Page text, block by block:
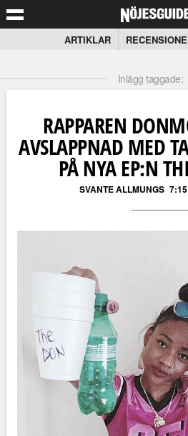
ARTIKLAR
Inlägg taggade:
RAPPAREN
AVSLAPPNAD MED
PÅ NYA EP:N
SVANTE ALLMUNGS